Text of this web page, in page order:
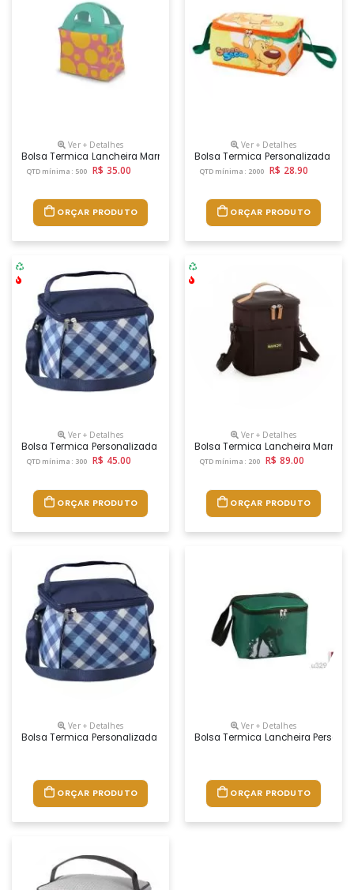
Ver + Detalhes
Bolsa Termica Lancheira Marmiteira Personalizada Promocional Com
QTD mínima: 500 R$ 35.00
ORÇAR PRODUTO
Ver + Detalhes
Bolsa Termica Personalizada
QTD mínima: 2000 R$ 28.90
ORÇAR PRODUTO
Ver + Detalhes
Bolsa Termica Personalizada Promocional Com Logo
QTD mínima: 300 R$ 45.00
ORÇAR PRODUTO
Ver + Detalhes
Bolsa Termica Lancheira
QTD mínima: 200 R$ 89.00
ORÇAR PRODUTO
Ver + Detalhes
Bolsa Termica Personalizada Promocional Com Logo
ORÇAR PRODUTO
Ver + Detalhes
Bolsa Termica Lancheira
ORÇAR PRODUTO